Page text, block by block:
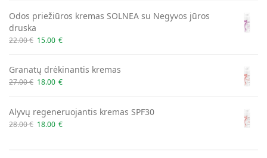
Odos priežiūros kremas SOLNEA su Negyvos jūros
druska
22.00€ 15.00 €
Granatų drėkinantis kremas
27.00€ 18.00 €
Alyvų regeneruojantis kremas SPF30
28.00€ 18.00 €